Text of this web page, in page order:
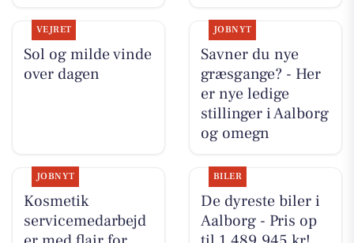
VEJRET
Sol og milde vinde
over dagen
JOBNYT
Savner du nye
græsgange? - Her
er nye ledige
stillinger i Aalborg
og omegn
JOBNYT
Kosmetik
servicemedarbejd
BILER
De dyreste biler i
Aalborg - Pris op